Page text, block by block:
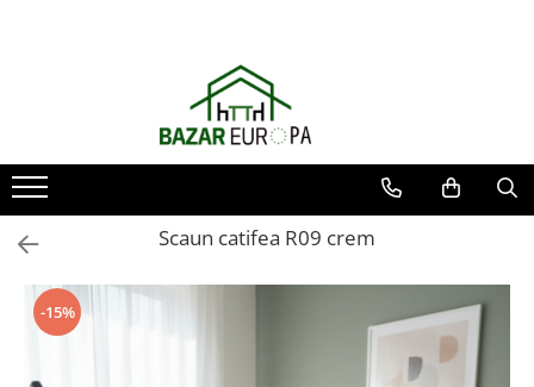
Scaun catifea R09 crem
-15%